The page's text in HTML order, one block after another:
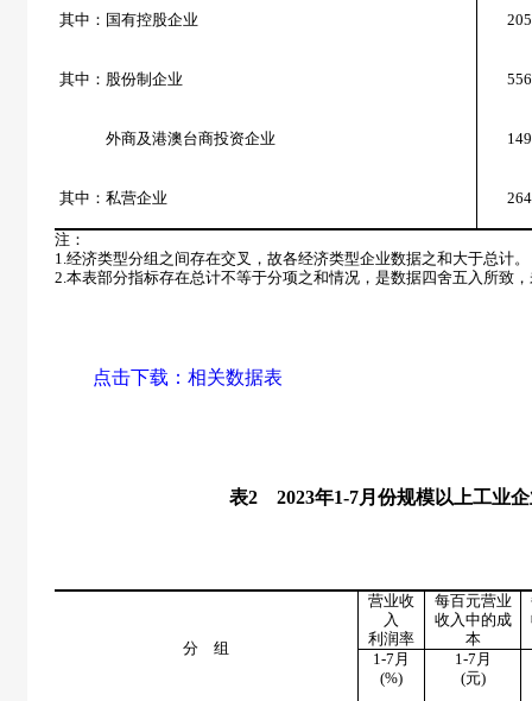
其中：国有控股企业
其中：股份制企业
外商及港澳台商投资企业
其中：私营企业
注：
1.经济类型分组之间存在交叉，故各经济类型企业数据之和大于总计。
2.本表部分指标存在总计不等于分项之和情况，是数据四舍五入所致
点击下载： 相关数据表
表2 2023年1-7月份规模以上工业
分 组
营业收
入
利润率
每百元营业
收入中的成
本
1-7 月 1-7 月
(%)
(元)